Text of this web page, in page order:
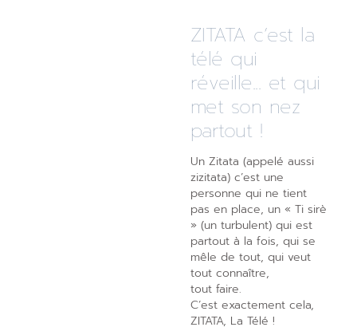
ZITATA c’est la
télé qui
réveille... et qui
met son nez
partout !
Un Zitata (appelé aussi
zizitata) c’est une
personne qui ne tient
pas en place, un « Ti sirè
» (un turbulent) qui est
partout à la fois, qui se
mêle de tout, qui veut
tout connaître,
tout faire.
C’est exactement cela,
ZITATA, La Télé !